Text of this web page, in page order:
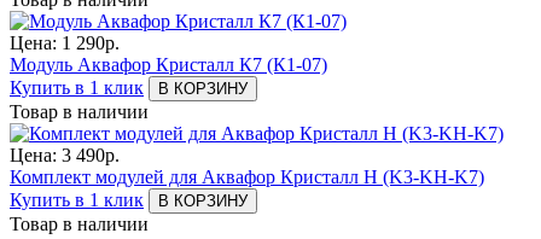
Цена: 1 290р.
Модуль Аквафор Кристалл К7 (К1-07)
Купить в 1 клик
В КОРЗИНУ
Товар в наличии
Цена: 3 490р.
Комплект модулей для Аквафор Кристалл H (K3-KH-K7)
Купить в 1 клик
В КОРЗИНУ
Товар в наличии